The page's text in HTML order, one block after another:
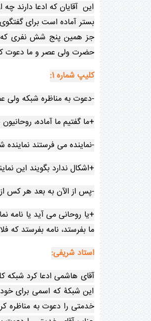
این آقایان که ادعا دارند
بستر آماده است برای
جز همین پنج شش نفری که
حضرت ولی عصر و ما دعوت
کلیپ شماره 1:
-دعوت به مناظره شبکه ولی
+ما گفتیم ما آماده،
-نماینده می فرستند
+اشکال ندارد بگویند این
-پس از الآن به بعد هر کس
+یا روحانی می آید یا
ما بفرستد، نامه بفرستد که
استاد شریفی:
آقای هاشمی ادعا کرد شبکه
این شبکۀ که اسمی برای
خدمتی را دعوت به مناظره